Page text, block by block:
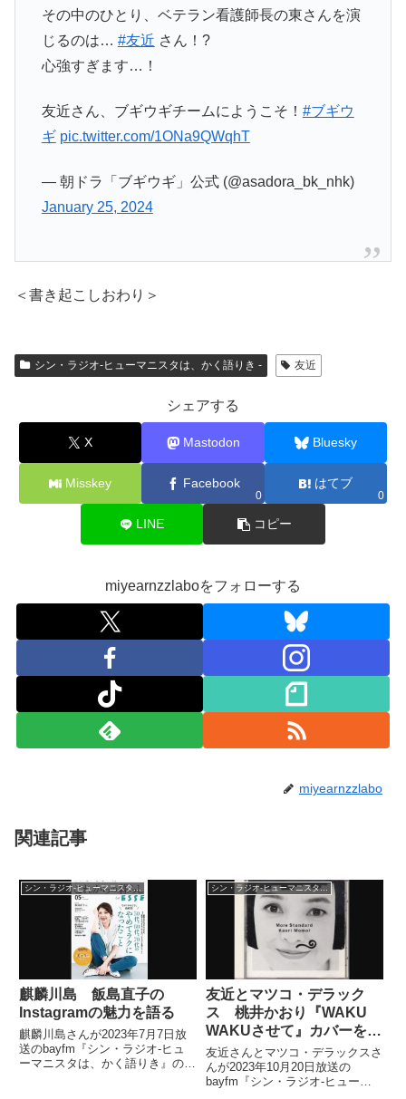
その中のひとり、ベテラン看護師長の東さんを演
じるのは… #友近 さん！?
心強すぎます…！
友近さん、ブギウギチームにようこそ！ #ブギウ
ギ pic.twitter.com/1ONa9QWqhT
— 朝ドラ「ブギウギ」公式 (@asadora_bk_nhk)
January 25, 2024
＜書き起こしおわり＞
シン・ラジオ-ヒューマニスタは、かく語りき - 友近
シェアする
X Mastodon Bluesky
Misskey Facebook
0
はてブ
0
LINE コピー
miyearnzzlaboをフォローする
miyearnzzlabo
関連記事
シン・ラジオ-ヒューマニスタは、かく語りき -
麒麟川島 飯島直子の
Instagramの魅力を語る
麒麟川島さんが2023年7月7日放
送のbayfm『シン・ラジオ-ヒュ
ーマニスタは、かく語りき』の中
シン・ラジオ-ヒューマニスタは、かく語りき -
友近とマツコ・デラック
ス 桃井かおり『WAKU
WAKUさせて』カバーを語
る
友近さんとマツコ・デラックスさ
んが2023年10月20日放送の
bayfm『シン・ラジオ-ヒューマ